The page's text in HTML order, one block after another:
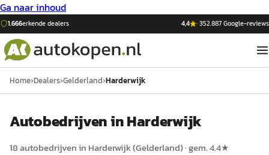
Ga naar inhoud
1.666erkende dealers 4,4 ·352.887Google-reviews
Home›Dealers›Gelderland›Harderwijk
Autobedrijven inHarderwijk
18autobedrijven in Harderwijk(Gelderland)· gem.4.4★